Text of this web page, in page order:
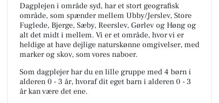
Dagplejen i område syd, har et stort geografisk
område, som spænder mellem Ubby/Jerslev, Store
Fuglede, Bjerge, Sæby, Reerslev, Gørlev og Høng og
alt det midt i mellem. Vi er et område, hvor vi er
heldige at have dejlige naturskønne omgivelser, med
marker og skov, som vores naboer.
Som dagplejer har du en lille gruppe med 4 børn i
alderen 0 - 3 år, hvoraf dit eget barn i alderen 0 - 3
år kan være det ene.